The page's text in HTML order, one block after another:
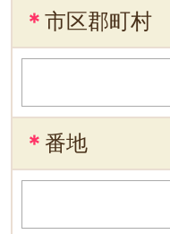
＊ 市区郡町村
＊ 番地